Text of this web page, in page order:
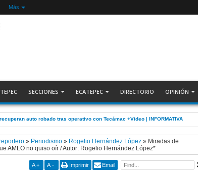
Más
SECCIONES ECATEPEC DIRECTORIO OPINIÓN
auto robado tras operativo con Tecámac +Video | INFORMATIVA
» Periodismo» Rogelio Hernández López» Miradas de
AMLO no quiso oír / Autor: Rogelio Hernández López*
A + A - Imprimir Email